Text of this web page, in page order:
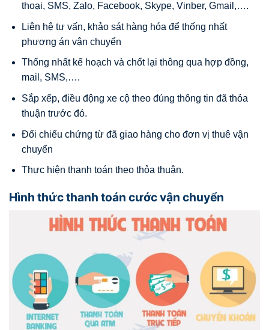
thoại, SMS, Zalo, Facebook, Skype, Vinber, Gmail,….
Liên hệ tư vấn, khảo sát hàng hóa để thống nhất
phương án vận chuyển
Thống nhất kế hoạch và chốt lại thông qua hợp đồng,
mail, SMS,….
Sắp xếp, điều động xe cộ theo đúng thông tin đã thỏa
thuận trước đó.
Đối chiếu chứng từ đã giao hàng cho đơn vị thuê vận
chuyển
Thực hiện thanh toán theo thỏa thuận.
Hình thức thanh toán cước vận chuyển